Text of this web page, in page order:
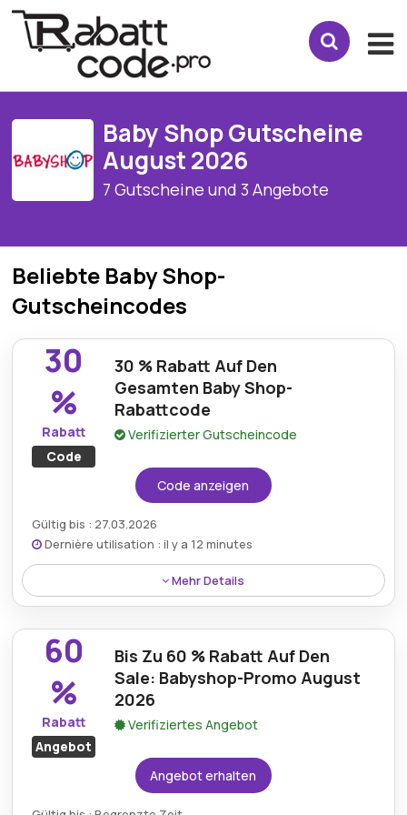
Baby Shop Gutscheine
August 2026
7 Gutscheine und 3 Angebote
Beliebte Baby Shop-
Gutscheincodes
30
%
Rabatt
Code
30 % Rabatt Auf Den
Gesamten Baby Shop-
Rabattcode
Verifizierter Gutscheincode
Code anzeigen
Gültig bis : 27.03.2026
Dernière utilisation : il y a 12 minutes
Mehr Details
Auf alle Artikel im gesamten Babyshop gibt es
großzügige 30 % Rabatt, was eine hervorragende
Gelegenheit zum Sparen bei wichtigen Produkten
60
%
Rabatt
Angebot
Bis Zu 60 % Rabatt Auf Den
Sale: Babyshop-Promo August
2026
Verifiziertes Angebot
Angebot erhalten